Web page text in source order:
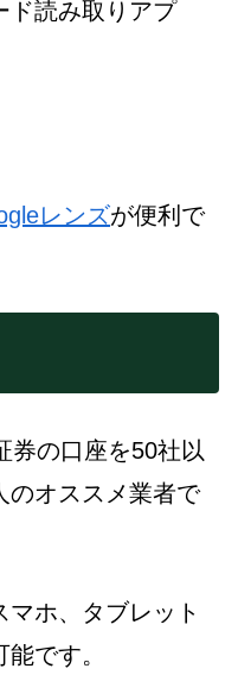
ド読み取りアプ
レンズが便利で
券の口座を50社以
のオススメ業者で
ホ、タブレット
です。